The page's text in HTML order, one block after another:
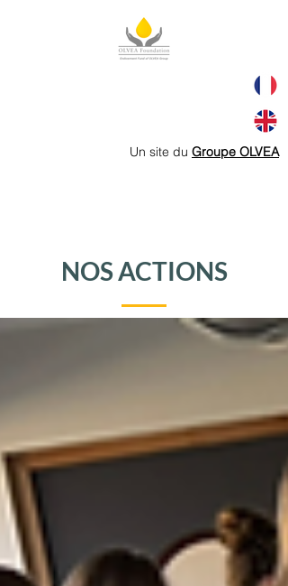
Un site du Groupe OLVEA
NOS ACTIONS